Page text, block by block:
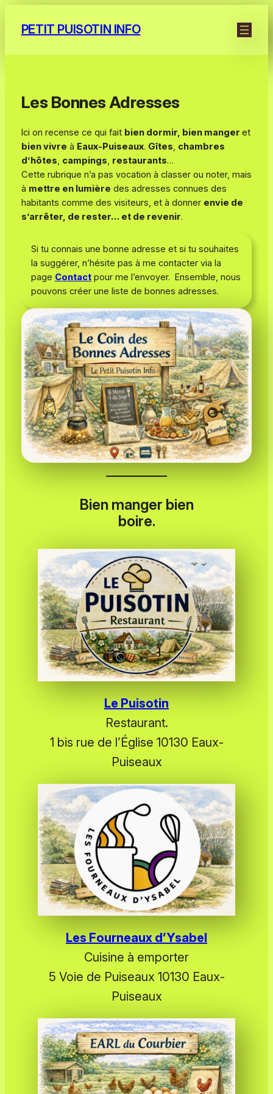
contenu
PETIT PUISOTIN INFO
Les Bonnes Adresses
Ici on recense ce qui fait bien dormir, bien manger et
bien vivre à Eaux-Puiseaux. Gîtes, chambres
d’hôtes, campings, restaurants…
Cette rubrique n’a pas vocation à classer ou noter, mais
à mettre en lumière des adresses connues des
habitants comme des visiteurs, et à donner envie de
s’arrêter, de rester… et de revenir.
Si tu connais une bonne adresse et si tu souhaites
la suggérer, n’hésite pas à me contacter via la
page Contactpour me l’envoyer. Ensemble, nous
pouvons créer une liste de bonnes adresses.
Bien manger bien
boire.
Le Puisotin
Restaurant.
1 bis rue de l’Église 10130 Eaux-
Puiseaux
Les Fourneaux d’Ysabel
Cuisine à emporter
5 Voie de Puiseaux 10130 Eaux-
Puiseaux